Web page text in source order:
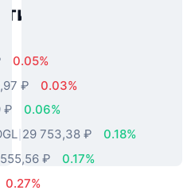
реального
0.05%
₽
0.03%
₽
0.06%
29 753,38 ₽
0.18%
₽
0.17%
0.27%